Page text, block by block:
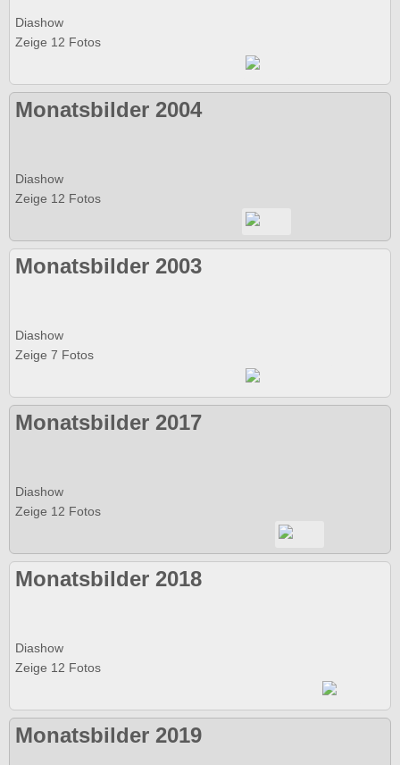
Diashow
Zeige 12 Fotos
Monatsbilder 2004
Diashow
Zeige 12 Fotos
Monatsbilder 2003
Diashow
Zeige 7 Fotos
Monatsbilder 2017
Diashow
Zeige 12 Fotos
Monatsbilder 2018
Diashow
Zeige 12 Fotos
Monatsbilder 2019